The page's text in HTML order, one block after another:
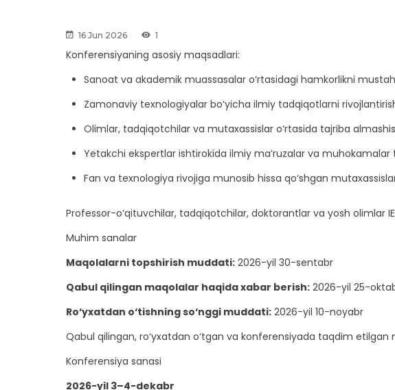
16 Jun 2026 1
Konferensiyaning asosiy maqsadlari:
Sanoat va akademik muassasalar o‘rtasidagi hamkorlikni
Zamonaviy texnologiyalar bo‘yicha ilmiy tadqiqotlarni
Olimlar, tadqiqotchilar va mutaxassislar o‘rtasida tajriba
Yetakchi ekspertlar ishtirokida ilmiy ma’ruzalar va muhokamalar
Fan va texnologiya rivojiga munosib hissa qo‘shgan
Professor-o‘qituvchilar, tadqiqotchilar, doktorantlar va yosh olimlar
Muhim sanalar
Maqolalarni topshirish muddati: 2026-yil 30-sentabr
Qabul qilingan maqolalar haqida xabar berish: 2026-yil 25-
Ro‘yxatdan o‘tishning so‘nggi muddati: 2026-yil 10-noyabr
Qabul qilingan, ro‘yxatdan o‘tgan va konferensiyada taqdim etilgan
Konferensiya sanasi
2026-yil 3–4-dekabr